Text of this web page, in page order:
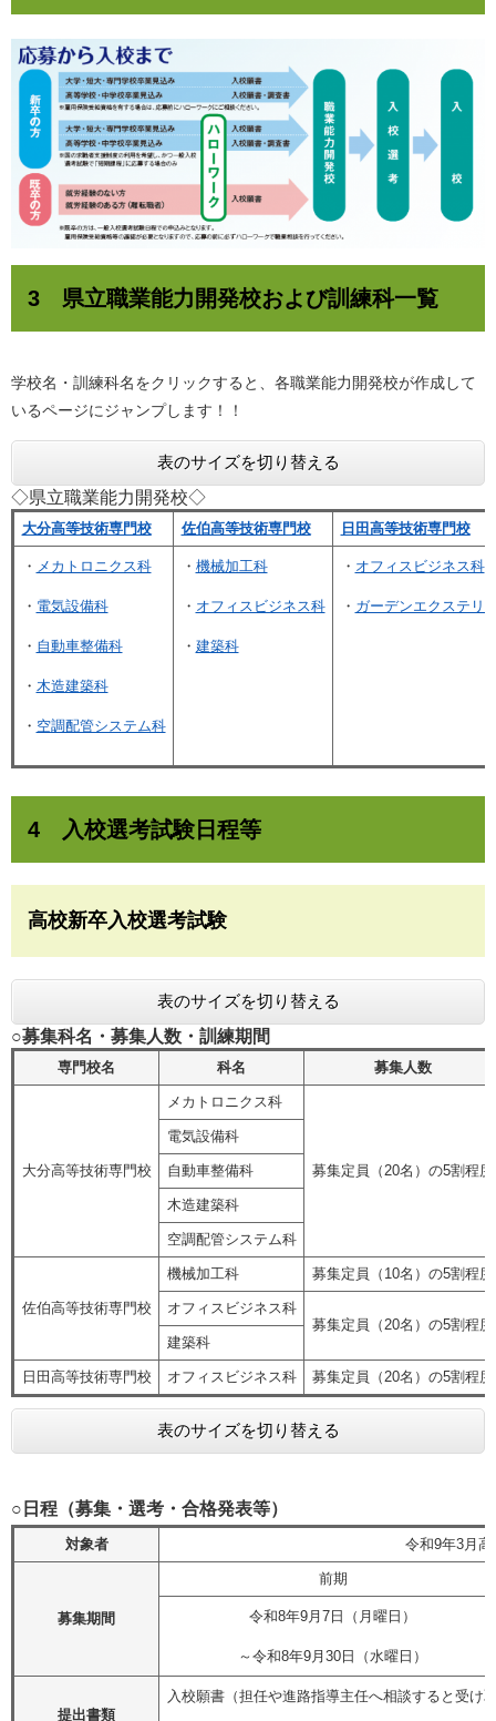
3 県立職業能力開発校および訓練科一覧
学校名・訓練科名をクリックすると、各職業能力開発校が作成して
いるページにジャンプします！！
表のサイズを切り替える
◇県立職業能力開発校◇
大分高等技術専門校 佐伯高等技術専門校 日田高等技術専門校
・ メカトロニクス科
・ 電気設備科
・ 自動車整備科
・ 木造建築科
・ 空調配管システム科
・ 機械加工科
・ オフィスビジネス科
・ 建築科
・ オフィスビジネス科
・ ガーデンエクステリ
4 入校選考試験日程等
高校新卒入校選考試験
表のサイズを切り替える
○募集科名・募集人数・訓練期間
専門校名 科名 募集人数
大分高等技術専門校
メカトロニクス科
募集定員（20名）の5割程度
電気設備科
自動車整備科
木造建築科
空調配管システム科
佐伯高等技術専門校
機械加工科 募集定員（10名）の5割程度
オフィスビジネス科
募集定員（20名）の5割程度
建築科
日田高等技術専門校 オフィスビジネス科 募集定員（20名）の5割程度
表のサイズを切り替える
○日程（募集・選考・合格発表等）
対象者 令和9年3月
募集期間
前期
令和8年9月7日（月曜日）
～令和8年9月30日（水曜日）
提出書類
入校願書（担任や進路指導主任へ相談すると受け